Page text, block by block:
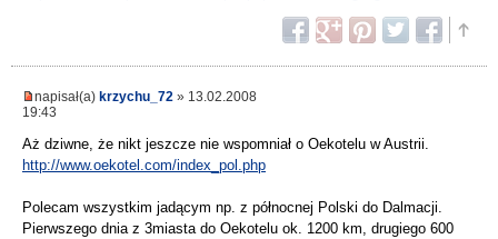
napisał(a) krzychu_72 » 13.02.2008
19:43
Aż dziwne, że nikt jeszcze nie wspomniał o Oekotelu w Austrii.
http://www.oekotel.com/index_pol.php
Polecam wszystkim jadącym np. z północnej Polski do Dalmacji.
Pierwszego dnia z 3miasta do Oekotelu ok. 1200 km, drugiego 600